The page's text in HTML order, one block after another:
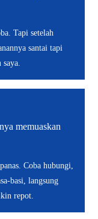
Tapi setelah
santai tapi
saya.
memuaskan
Coba hubungi,
basi, langsung
repot.